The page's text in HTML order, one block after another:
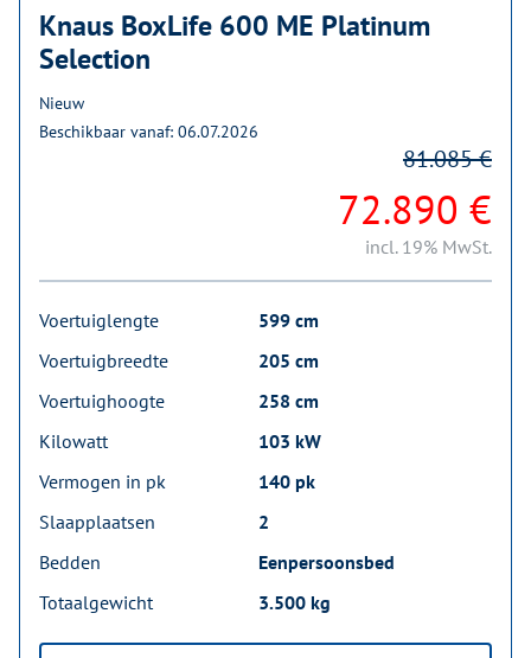
Knaus BoxLife 600 ME Platinum
Selection
Nieuw
Beschikbaar vanaf: 06.07.2026
72.890 €
81.085 €
incl. 19% MwSt.
Voertuiglengte
599 cm
Voertuigbreedte
205 cm
Voertuighoogte
258 cm
Kilowatt
103 kW
Vermogen in pk
140 pk
Slaapplaatsen
2
Bedden
Eenpersoonsbed
Totaalgewicht
3.500 kg